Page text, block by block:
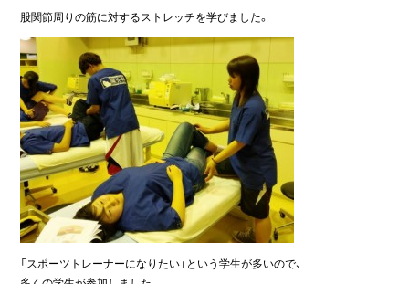
股関節周りの筋に対するストレッチを学びました。
「スポーツトレーナーになりたい」という学生が多いので、